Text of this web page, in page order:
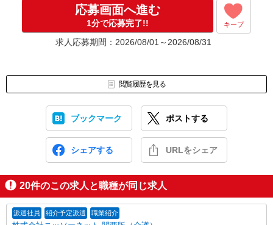
応募画面へ進む
1分で応募完了!! キープ
求人応募期間：2026/08/01～2026/08/31
閲覧履歴を見る
ブックマーク ポストする
シェアする URLをシェア
20件のこの求人と職種が同じ求人
派遣社員 紹介予定派遣 職業紹介